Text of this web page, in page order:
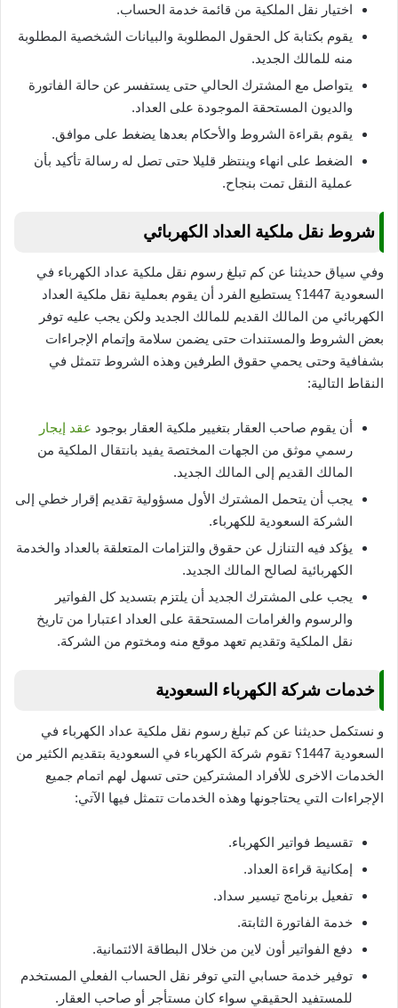
اختيار نقل الملكية من قائمة خدمة الحساب.
يقوم بكتابة كل الحقول المطلوبة والبيانات الشخصية المطلوبة
منه للمالك الجديد.
يتواصل مع المشترك الحالي حتى يستفسر عن حالة الفاتورة
والديون المستحقة الموجودة على العداد.
يقوم بقراءة الشروط والأحكام بعدها يضغط على موافق.
الضغط على انهاء وينتظر قليلا حتى تصل له رسالة تأكيد بأن
عملية النقل تمت بنجاح.
شروط نقل ملكية العداد الكهربائي
وفي سياق حديثنا عن كم تبلغ رسوم نقل ملكية عداد الكهرباء في
السعودية 1447؟ يستطيع الفرد أن يقوم بعملية نقل ملكية العداد
الكهربائي من المالك القديم للمالك الجديد ولكن يجب عليه توفر
بعض الشروط والمستندات حتى يضمن سلامة وإتمام الإجراءات
بشفافية وحتى يحمي حقوق الطرفين وهذه الشروط تتمثل في
النقاط التالية:
أن يقوم صاحب العقار بتغيير ملكية العقار بوجود عقد إيجار
رسمي موثق من الجهات المختصة يفيد بانتقال الملكية من
المالك القديم إلى المالك الجديد.
يجب أن يتحمل المشترك الأول مسؤولية تقديم إقرار خطي إلى
الشركة السعودية للكهرباء.
يؤكد فيه التنازل عن حقوق والتزامات المتعلقة بالعداد والخدمة
الكهربائية لصالح المالك الجديد.
يجب على المشترك الجديد أن يلتزم بتسديد كل الفواتير
والرسوم والغرامات المستحقة على العداد اعتبارا من تاريخ
نقل الملكية وتقديم تعهد موقع منه ومختوم من الشركة.
خدمات شركة الكهرباء السعودية
و نستكمل حديثنا عن كم تبلغ رسوم نقل ملكية عداد الكهرباء في
السعودية 1447؟ تقوم شركة الكهرباء في السعودية بتقديم الكثير من
الخدمات الاخرى للأفراد المشتركين حتى تسهل لهم اتمام جميع
الإجراءات التي يحتاجونها وهذه الخدمات تتمثل فيها الآتي:
تقسيط فواتير الكهرباء.
إمكانية قراءة العداد.
تفعيل برنامج تيسير سداد.
خدمة الفاتورة الثابتة.
دفع الفواتير أون لاين من خلال البطاقة الائتمانية.
توفير خدمة حسابي التي توفر نقل الحساب الفعلي المستخدم
للمستفيد الحقيقي سواء كان مستأجر أو صاحب العقار.